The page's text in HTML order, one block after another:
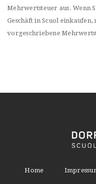
Mehrwertsteuer aus. Wenn
Geschäft in Scuol einkaufen,
vorgeschriebene
Home